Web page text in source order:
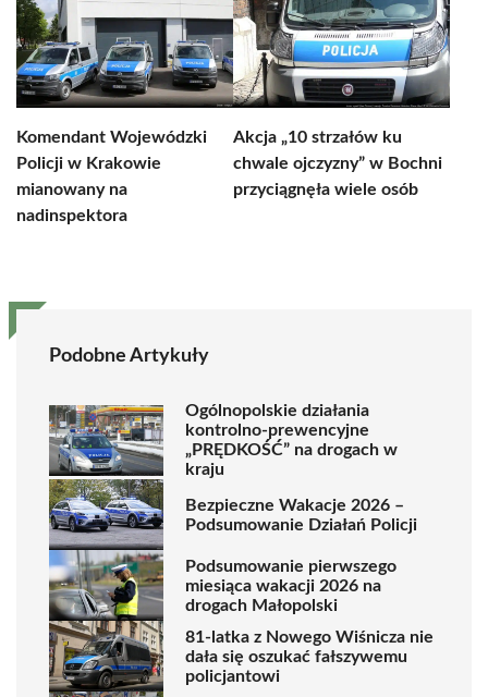
Komendant Wojewódzki
Policji w Krakowie
mianowany na
nadinspektora
Akcja „10 strzałów ku
chwale ojczyzny” w Bochni
przyciągnęła wiele osób
Podobne Artykuły
Ogólnopolskie działania
kontrolno-prewencyjne
„PRĘDKOŚĆ” na drogach w
kraju
Bezpieczne Wakacje 2026 –
Podsumowanie Działań Policji
Podsumowanie pierwszego
miesiąca wakacji 2026 na
drogach Małopolski
81-latka z Nowego Wiśnicza nie
dała się oszukać fałszywemu
policjantowi